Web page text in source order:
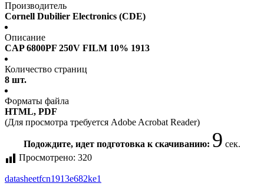
Производитель
Cornell Dubilier Electronics (CDE)
Описание
CAP 6800PF 250V FILM 10% 1913
Количество страниц
8 шт.
Форматы файла
HTML, PDF
(Для просмотра требуется Adobe Acrobat Reader)
Подождите, идет подготовка к скачиванию: 9 сек.
Просмотрено: 320
datasheetfcn1913e682ke1